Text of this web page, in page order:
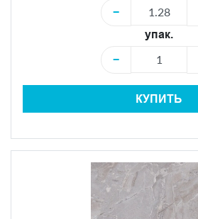
−
упак.
−
КУПИТЬ